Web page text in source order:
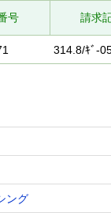
号 請求
314.8/ｷﾞ-
ング